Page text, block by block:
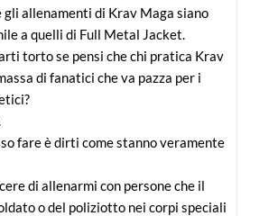
gli allenamenti di Krav Maga siano
a quelli di Full Metal Jacket.
torto se pensi che chi pratica Krav
di fanatici che va pazza per i
fare è dirti come stanno veramente
di allenarmi con persone che il
o del poliziotto nei corpi speciali